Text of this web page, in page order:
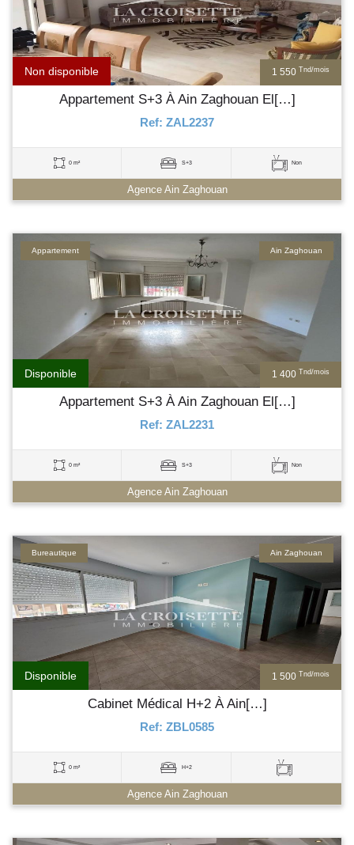
1 550 Tnd/mois
Non disponible
Appartement S+3 À Ain Zaghouan El[…]
Ref: ZAL2237
0 m² S+3 Non
Agence Ain Zaghouan
1 400 Tnd/mois
Disponible
Ain Zaghouan
Appartement
Appartement S+3 À Ain Zaghouan El[…]
Ref: ZAL2231
0 m² S+3 Non
Agence Ain Zaghouan
1 500 Tnd/mois
Disponible
Ain Zaghouan
Bureautique
Cabinet Médical H+2 À Ain[…]
Ref: ZBL0585
0 m² H+2
Agence Ain Zaghouan